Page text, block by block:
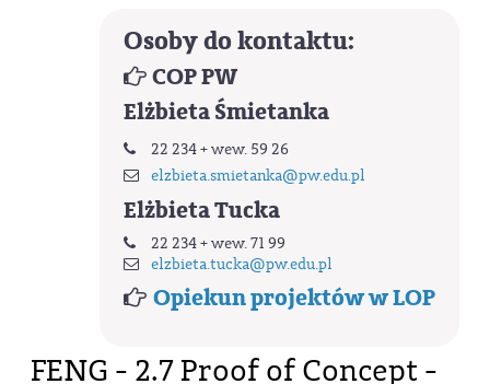
Osoby do kontaktu:
COP PW
Elżbieta Śmietanka
22 234 + wew. 59 26
elzbieta.smietanka@pw.edu.pl
Elżbieta Tucka
22 234 + wew. 71 99
elzbieta.tucka@pw.edu.pl
Opiekun projektów w LOP
FENG - 2.7 Proof of Concept -